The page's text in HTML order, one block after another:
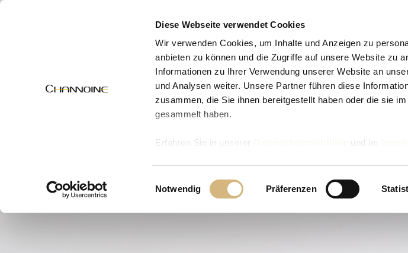
Diese Webseite verwendet Cookies
Wir verwenden Cookies, um Inhalte und Anzeigen zu
anbieten zu können und die Zugriffe auf unsere Website zu
Informationen zu Ihrer Verwendung unserer Website an
und Analysen weiter. Unsere Partner führen diese
zusammen, die Sie ihnen bereitgestellt haben oder die sie
gesammelt haben.
Erfahren Sie in unserer und im
Einwilligungsauswahl
Notwendig Präferenzen